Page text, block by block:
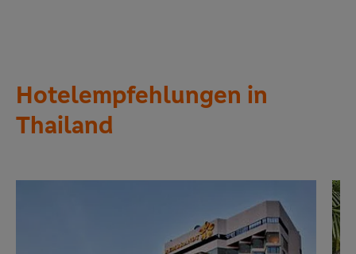
Hotelempfehlungen in
Thailand